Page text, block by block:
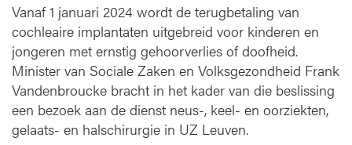
c
o
c
h
l
e
a
i
Vanaf 1 januari 2024 wordt de terugbetaling van
cochleaire implantaten uitgebreid voor kinderen en
jongeren met ernstig gehoorverlies of doofheid.
Minister van Sociale Zaken en Volksgezondheid Frank
Vandenbroucke bracht in het kader van die beslissing
een bezoek aan de dienst neus-, keel- en oorziekten,
gelaats- en halschirurgie in UZ Leuven.